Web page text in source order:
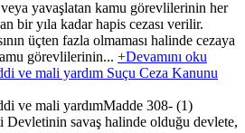
yavaşlatan kamu görevlilerinin her
bir yıla kadar hapis cezası verilir.
üçten fazla olmaması halinde cezaya
görevlilerinin... +Devamını oku
ve mali yardım Suçu Ceza Kanunu
ve mali yardımMadde 308- (1)
savaş halinde olduğu devlete,